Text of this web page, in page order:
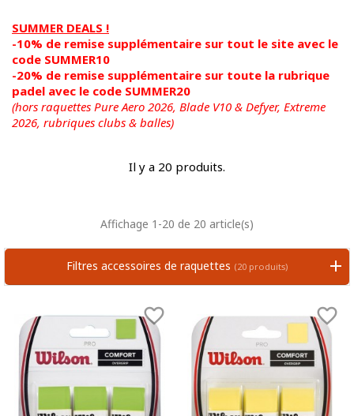
SUMMER DEALS !
-10% de remise supplémentaire sur tout le site avec le
code SUMMER10
-20% de remise supplémentaire sur toute la rubrique
padel avec le code SUMMER20
(hors raquettes Pure Aero 2026, Blade V10 & Defyer, Extreme
2026, rubriques clubs & balles)
Il y a 20 produits.
Affichage 1-20 de 20 article(s)
Filtres accessoires de raquettes (20 produits)
 